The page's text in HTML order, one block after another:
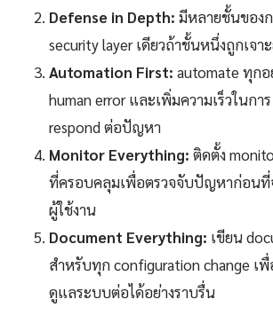
Defense in Depth: มีหลายชั้นของ
security layer เดียวถ้าชั้นหนึ่งถูกเจา
Automation First: automate ทุก
human error และเพิ่มความเร็วในกา
respond ต่อปัญหา
Monitor Everything: ติดตั้ง
ที่ครอบคลุมเพื่อตรวจจับปัญหาก่อนที่
ผู้ใช้งาน
Document Everything: เขียน
สำหรับทุก configuration change เ
ดูแลระบบต่อได้อย่างราบรื่น